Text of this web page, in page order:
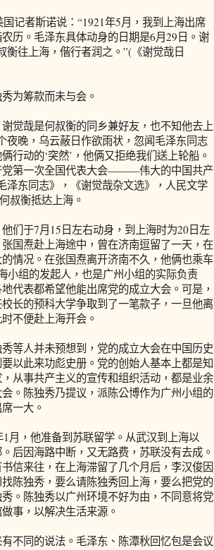
者斯诺说：“1921年5月，我到上海出席
历。毛泽东具体动身的日期是6月29日。谢
衡往上海，偕行者润之。”(《谢觉哉日
为筹款而未与会。
哉是何叔衡的同乡兼好友，也不知他去上
夜晚，乌云蔽日作欲雨状，忽闻毛泽东同志
行动的‘突然’，他俩又拒绝我们送上轮船。
党第一次全国代表大会———伟大的中国共产
泽东同志》，《谢觉哉杂文选》，人民文学
叔衡抵达上海。
于7月15日左右动身，到上海时为20日左
国焘赴上海途中，曾在济南逗留了一天，在
情况。在张国焘离开济南不久，他俩也乘车
小组的发起人，也是广州小组的实际负责
代表都希望他能出席党的成立大会。可是，
长的预科大学争取到了一笔款子，一旦他离
不便赴上海开会。
人并未预想到，党的成立大会在中国历史
以此来功彪史册。党的创始人基本上都是知
从事共产主义的宣传和组织活动，都是业余
。陈独秀乃提议，派陈公博作为广州小组的
一大。
，他准备到苏联留学。从武汉到上海以
后因海路中断，又无路费，苏联没有去成。
信来往，在上海滞留了几个月后，李汉俊因
陈独秀，要么请陈独秀回上海，要么把党的
。陈独秀以广州环境不好为由，不同意将党
事，以解决生活来源。
同的说法。毛泽东、陈潭秋回忆包是会议